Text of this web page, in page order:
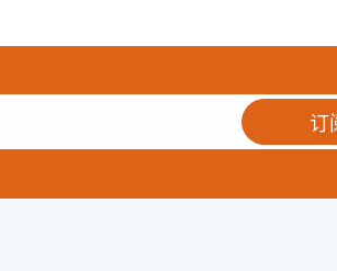
订